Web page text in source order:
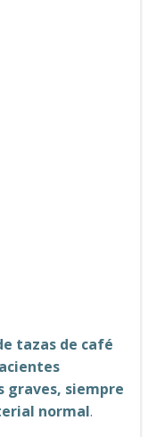
tazas de café
graves, siempre
normal.